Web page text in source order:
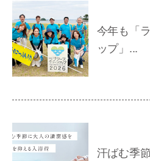
今年も「
ップ」...
汗ばむ季